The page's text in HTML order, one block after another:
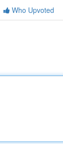
Who Upvoted